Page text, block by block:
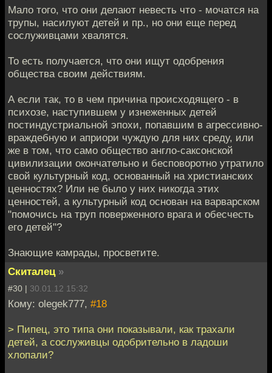
Мало того, что они делают невесть что - мочатся на
трупы, насилуют детей и пр., но они еще перед
сослуживцами хвалятся.
То есть получается, что они ищут одобрения
общества своим действиям.
А если так, то в чем причина происходящего - в
психозе, наступившем у изнеженных детей
постиндустриальной эпохи, попавшим в агрессивно-
враждебную и априори чуждую для них среду, или
же в том, что само общество англо-саксонской
цивилизации окончательно и бесповоротно утратило
свой культурный код, основанный на христианских
ценностях? Или не было у них никогда этих
ценностей, а культурный код основан на варварском
"помочись на труп поверженного врага и обесчесть
его детей"?
Знающие камрады, просветите.
Скиталец »
#30 | 30.01.12 15:32
Кому: olegek777, #18
> Пипец, это типа они показывали, как трахали
детей, а сослуживцы одобрительно в ладоши
хлопали?